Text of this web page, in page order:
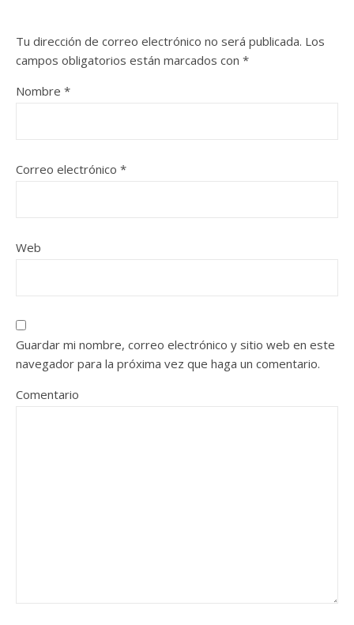
Tu dirección de correo electrónico no será publicada. Los
campos obligatorios están marcados con *
Nombre *
Correo electrónico *
Web
Guardar mi nombre, correo electrónico y sitio web en este
navegador para la próxima vez que haga un comentario.
Comentario